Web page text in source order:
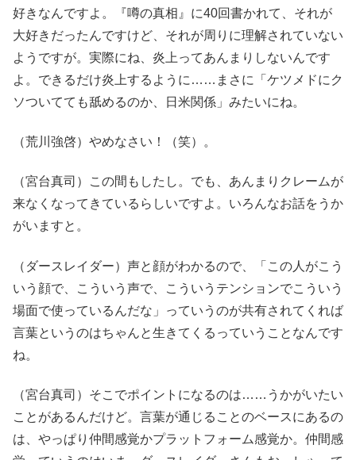
好きなんですよ。『噂の真相』に40回書かれて、それが
大好きだったんですけど、それが周りに理解されていない
ようですが。実際にね、炎上ってあんまりしないんです
よ。できるだけ炎上するように……まさに「ケツメドにク
ソついてても舐めるのか、日米関係」みたいにね。
（荒川強啓）やめなさい！（笑）。
（宮台真司）この間もしたし。でも、あんまりクレームが
来なくなってきているらしいですよ。いろんなお話をうか
がいますと。
（ダースレイダー）声と顔がわかるので、「この人がこう
いう顔で、こういう声で、こういうテンションでこういう
場面で使っているんだな」っていうのが共有されてくれば
言葉というのはちゃんと生きてくるっていうことなんです
ね。
（宮台真司）そこでポイントになるのは……うかがいたい
ことがあるんだけど。言葉が通じることのベースにあるの
は、やっぱり仲間感覚かプラットフォーム感覚か。仲間感